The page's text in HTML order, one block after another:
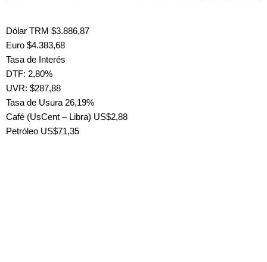
Dólar TRM $3.886,87
Euro $4.383,68
Tasa de Interés
DTF: 2,80%
UVR: $287,88
Tasa de Usura 26,19%
Café (UsCent – Libra) US$2,88
Petróleo US$71,35